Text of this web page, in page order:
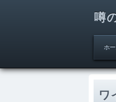
噂
ホ
ワ